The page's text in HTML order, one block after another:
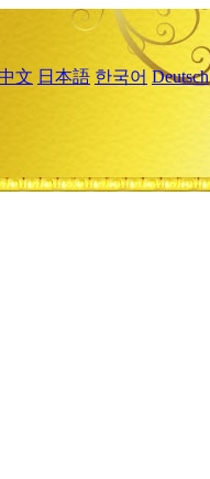
文 日本語 한국어 Deutsch